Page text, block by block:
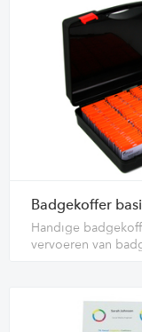
Badgekoffer
Handige
vervoeren van